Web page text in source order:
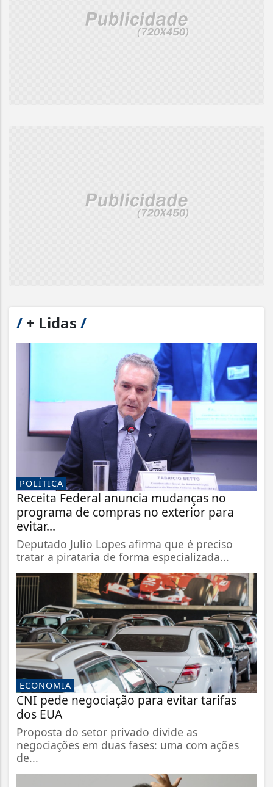
/ + Lidas /
POLÍTICA
Receita Federal anuncia mudanças no
programa de compras no exterior para
evitar...
Deputado Julio Lopes afirma que é preciso
tratar a pirataria de forma especializada...
ECONOMIA
CNI pede negociação para evitar tarifas
dos EUA
Proposta do setor privado divide as
negociações em duas fases: uma com ações
de...